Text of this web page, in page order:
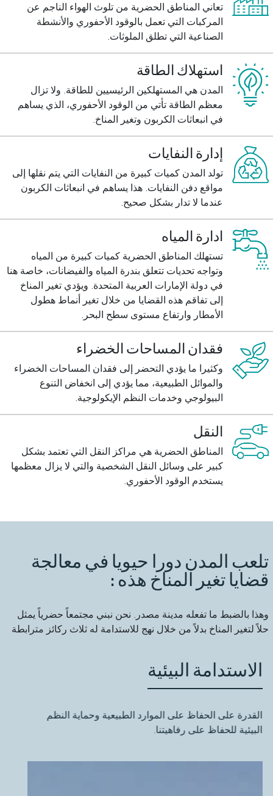
تعاني المناطق الحضرية من تلوث الهواء الناجم عن
المركبات التي تعمل بالوقود الأحفوري والأنشطة
الصناعية التي تطلق الملوثات.
استهلاك الطاقة
المدن هي المستهلكين الرئيسيين للطاقة. ولا تزال
معظم الطاقة تأتي من الوقود الأحفوري، الذي يساهم
في انبعاثات الكربون وتغير المناخ.
إدارة النفايات
تولد المدن كميات كبيرة من النفايات التي يتم نقلها إلى
مواقع دفن النفايات. هذا يساهم في انبعاثات الكربون
عندما لا تدار بشكل صحيح.
ادارة المياه
تستهلك المناطق الحضرية كميات كبيرة من المياه
وتواجه تحديات تتعلق بندرة المياه والفيضانات، خاصة هنا
في دولة الإمارات العربية المتحدة. ويؤدي تغير المناخ
إلى تفاقم هذه القضايا من خلال تغير أنماط هطول
الأمطار وارتفاع مستوى سطح البحر.
فقدان المساحات الخضراء
وكثيرا ما يؤدي التحضر إلى فقدان المساحات الخضراء
والموائل الطبيعية، مما يؤدي إلى انخفاض التنوع
البيولوجي وخدمات النظم الإيكولوجية.
النقل
المناطق الحضرية هي مراكز النقل التي تعتمد بشكل
كبير على وسائل النقل الشخصية والتي لا يزال معظمها
يستخدم الوقود الأحفوري.
تلعب المدن دورا حيويا في معالجة
قضايا تغير المناخ هذه :
وهذا بالضبط ما تفعله مدينة مصدر. نحن نبني مجتمعاً حضرياً يمثل
حلاً لتغير المناخ بدلاً من خلال نهج للاستدامة له ثلاث ركائز مترابطة
القدرة على الحفاظ على الموارد الطبيعية وحماية النظم
البيئية للحفاظ على رفاهيتنا.
الاستدامة البيئية